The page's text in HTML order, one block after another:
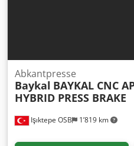
Işıktepe OSB 1’819 km
Abkantpresse
Baykal BAYKAL CNC
HYBRID PRESS BRAKE